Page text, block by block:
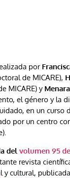
por
de MICARE),
MICARE) y
el género y la
en un curso
por un centro
del volumen 95
revista
y cultural,